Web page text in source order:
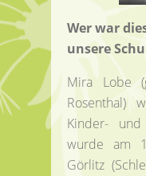
Wer war
unsere
Mira Lobe
Rosenthal)
Kinder- und
wurde am
Görlitz